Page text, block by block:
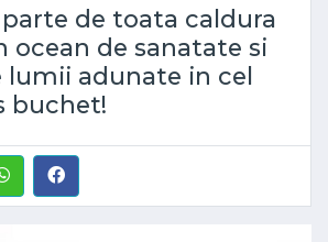
parte de toata caldura
ocean de sanatate si
adunate in cel
buchet!